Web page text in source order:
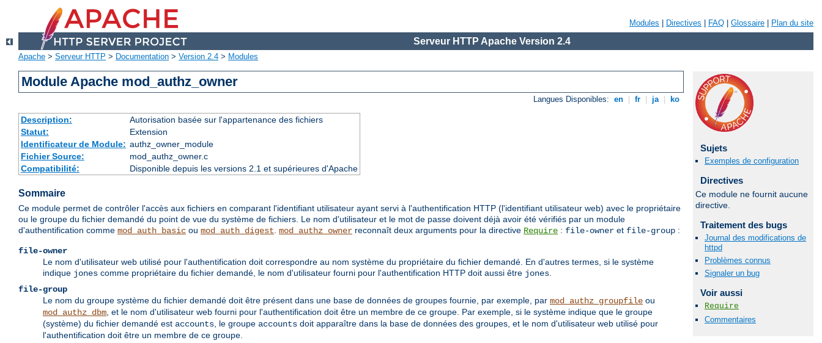
Modules Directives FAQ Glossaire Plan du site
Serveur HTTP Apache Version 2.4
Apache > Serveur HTTP > Documentation > Version 2.4 > Modules
Module Apache mod_authz_owner
Langues Disponibles: en fr ja ko
Description:
Autorisation basée sur l'appartenance des fichiers
Statut:
Extension
Identificateur de Module: authz_owner_module
Fichier Source:
mod_authz_owner.c
Compatibilité:
Disponible depuis les versions 2.1 et supérieures d'Apache
Sommaire
Ce module permet de contrôler l'accès aux fichiers en comparant l'identifiant utilisateur ayant servi à l'authentification HTTP (l'identifiant utilisateur web) avec le propriétaire
ou le groupe du fichier demandé du point de vue du système de fichiers. Le nom d'utilisateur et le mot de passe doivent déjà avoir été vérifiés par un module
d'authentification comme mod_auth_basic ou mod_auth_digest. mod_authz_owner reconnaît deux arguments pour la directive Require : file-owner et file-group :
file-owner
Le nom d'utilisateur web utilisé pour l'authentification doit correspondre au nom système du propriétaire du fichier demandé. En d'autres termes, si le système
indique jones comme propriétaire du fichier demandé, le nom d'utilisateur fourni pour l'authentification HTTP doit aussi être jones.
file-group
Le nom du groupe système du fichier demandé doit être présent dans une base de données de groupes fournie, par exemple, par mod_authz_groupfile ou
mod_authz_dbm, et le nom d'utilisateur web fourni pour l'authentification doit être un membre de ce groupe. Par exemple, si le système indique que le groupe
(système) du fichier demandé est accounts, le groupe accounts doit apparaître dans la base de données des groupes, et le nom d'utilisateur web utilisé pour
l'authentification doit être un membre de ce groupe.
Sujets
Exemples de configuration
Directives
Ce module ne fournit aucune
directive.
Traitement des bugs
Journal des modifications de
httpd
Problèmes connus
Signaler un bug
Voir aussi
Require
Commentaires